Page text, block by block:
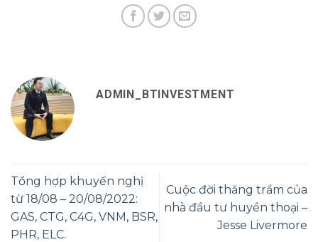
ADMIN_BTINVESTMENT
Tổng hợp khuyến nghị
từ 18/08 – 20/08/2022:
GAS, CTG, C4G, VNM, BSR,
PHR, ELC.
Cuộc đời thăng trầm của
nhà đầu tư huyền thoại –
Jesse Livermore